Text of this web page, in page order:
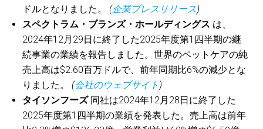
ドルとなりました。 (企業プレスリリース)
スペクトラム・ブランズ・ホールディングス は、
2024年12月29日に終了した2025年度第1四半期の継
続事業の業績を報告しました。世界のペットケアの純
売上高は$2.60百万ドルで、前年同期比6%の減少とな
りました。 (会社のウェブサイト )
タイソンフーズ同社は2024年12月28日に終了した
2025年度第1四半期の業績を発表した。売上高は前年